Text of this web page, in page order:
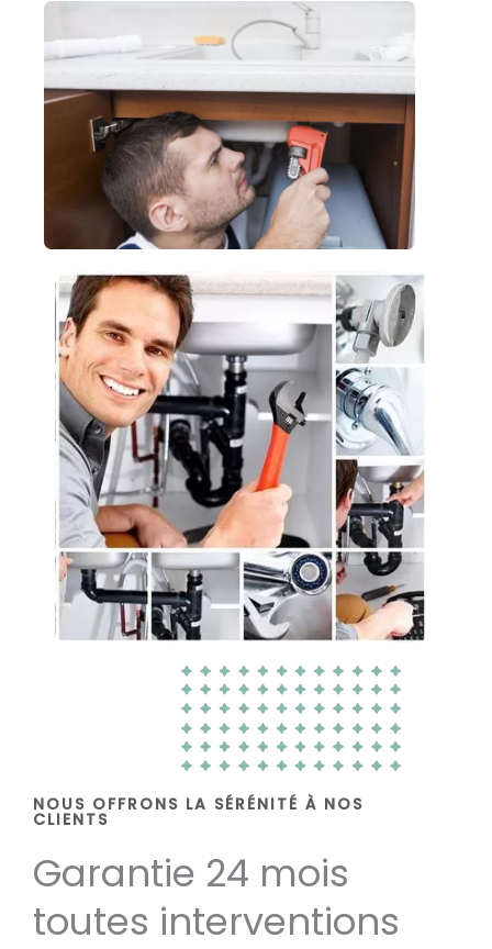
NOUS OFFRONS LA SÉRÉNITÉ À NOS
CLIENTS
Garantie 24 mois
toutes interventions